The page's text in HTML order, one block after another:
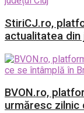
StiriCJ.ro,
actualitatea din
BVON.ro,
urmăresc zilnic